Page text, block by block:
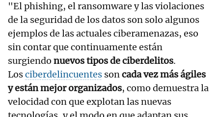
"El phishing, el ransomware y las violaciones
de la seguridad de los datos son solo algunos
ejemplos de las actuales ciberamenazas, eso
sin contar que continuamente están
surgiendo nuevos tipos de ciberdelitos.
Losciberdelincuentes soncada vez más ágiles
y están mejor organizados, como demuestra la
velocidad con que explotan las nuevas